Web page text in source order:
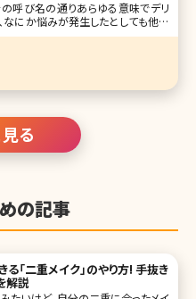
の呼び名の通りあらゆる意味でデリ
なにか悩みが発生したとしても他人
に困ってしまいますよね。誰にも聞く
ゾーンの悩みと、そのケア・解決策
。 目次 1.デリケートゾー
る
の記事
る「二重メイク」のやり方! 手抜き
解説